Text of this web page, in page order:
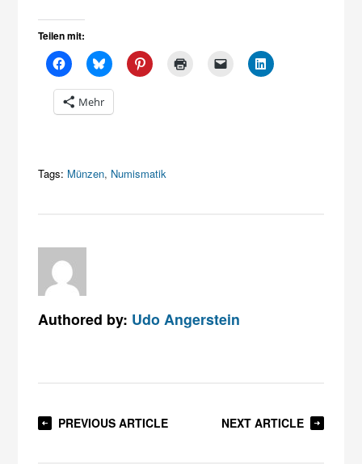
Teilen mit:
Mehr
Tags: Münzen, Numismatik
Authored by: Udo Angerstein
PREVIOUS ARTICLE NEXT ARTICLE